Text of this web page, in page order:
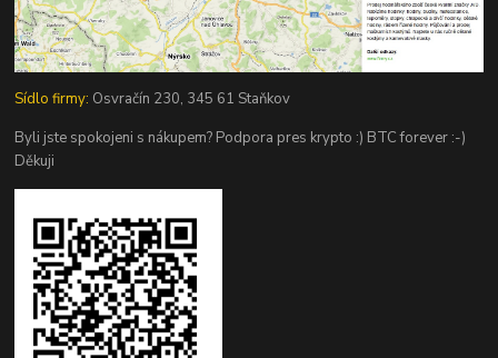
Sídlo firmy: Osvračín 230, 345 61 Staňkov
Byli jste spokojeni s nákupem? Podpora pres krypto :) BTC forever :-)
Děkuji